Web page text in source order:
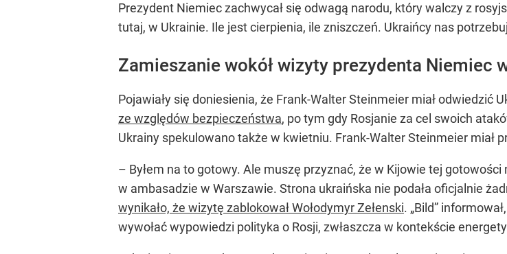
Prezydent Niemiec zachwycał się odwagą narodu, który walczy z
tutaj, w Ukrainie. Ile jest cierpienia, ile zniszczeń. Ukraińcy nas
Zamieszanie wokół wizyty prezydenta Niemiec
Pojawiały się doniesienia, że Frank-Walter Steinmeier miał odwiedzić
ze względów bezpieczeństwa, po tym gdy Rosjanie za cel swoich
Ukrainy spekulowano także w kwietniu. Frank-Walter Steinmeier miał
– Byłem na to gotowy. Ale muszę przyznać, że w Kijowie tej
w ambasadzie w Warszawie. Strona ukraińska nie podała oficjalnie
wynikało, że wizytę zablokował Wołodymyr Zełenski. „Bild”
wywołać wypowiedzi polityka o Rosji, zwłaszcza w kontekście